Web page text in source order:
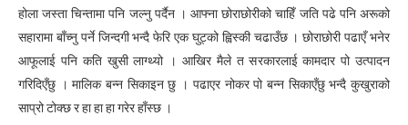
होला जस्ता चिन्तामा पनि जल्नु पर्दैन । आफ्ना छोराछोरीको चाहिँ जति पढे पनि अरूको
सहारामा बाँच्नु पर्ने जिन्दगी भन्दै फेरि एक घुट्को ह्विस्की चढाउँछ । छोराछोरी पढाएँ भनेर
आफूलाई पनि कति खुसी लाग्थ्यो । आखिर मैले त सरकारलाई कामदार पो उत्पादन
गरिदिएँछु । मालिक बन्न सिकाइन छु । पढाएर नोकर पो बन्न सिकाएँछु भन्दै कुखुराको
साप्रो टोक्छ र हा हा हा गरेर हाँस्छ ।